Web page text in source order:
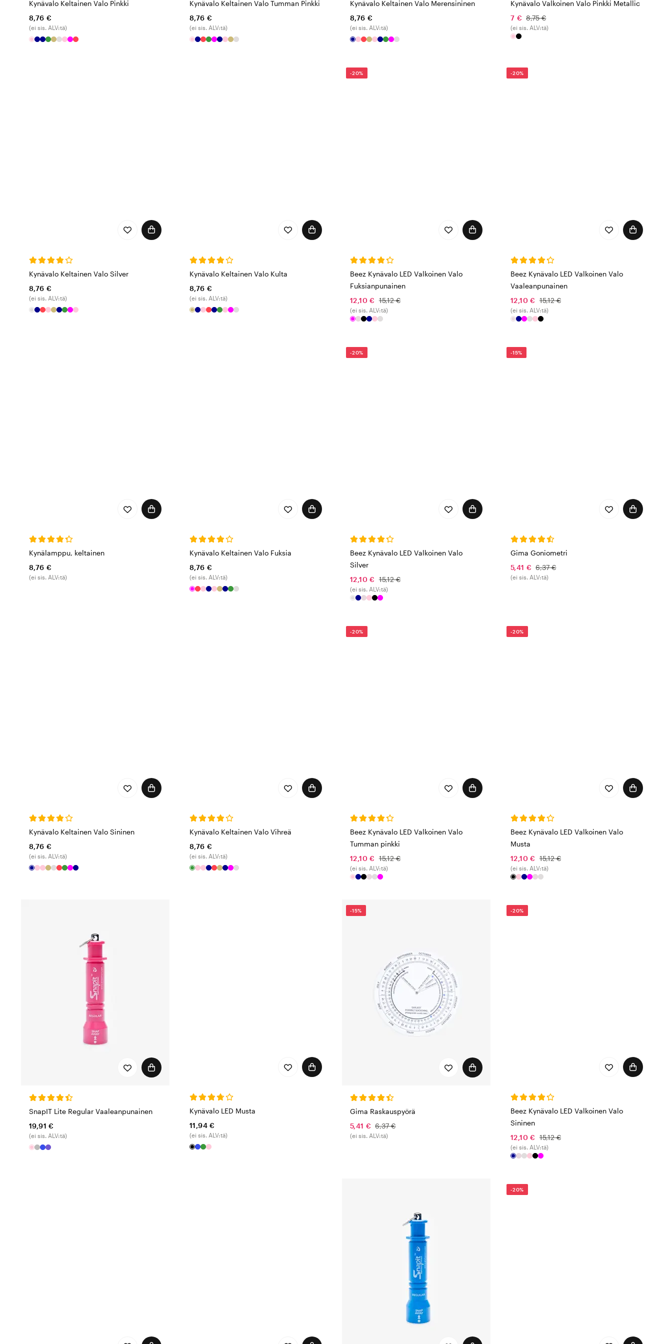
Kynävalo Keltainen Valo Pinkki
8,76 €
(ei sis. ALV:tä)
Kynävalo Keltainen Valo Tumman Pinkki
8,76 €
(ei sis. ALV:tä)
Kynävalo Keltainen Valo Merensininen
8,76 €
(ei sis. ALV:tä)
Kynävalo Valkoinen Valo Pinkki Metallic
7 € 8,75 €
(ei sis. ALV:tä)
Kynävalo Keltainen Valo Silver
8,76 €
(ei sis. ALV:tä)
Kynävalo Keltainen Valo Kulta
8,76 €
(ei sis. ALV:tä)
-20%
Beez Kynävalo LED Valkoinen Valo
Fuksianpunainen
12,10 € 15,12 €
(ei sis. ALV:tä)
-20%
Beez Kynävalo LED Valkoinen Valo
Vaaleanpunainen
12,10 € 15,12 €
(ei sis. ALV:tä)
Kynälamppu, keltainen
8,76 €
(ei sis. ALV:tä)
Kynävalo Keltainen Valo Fuksia
8,76 €
(ei sis. ALV:tä)
-20%
Beez Kynävalo LED Valkoinen Valo
Silver
12,10 € 15,12 €
(ei sis. ALV:tä)
-15%
Gima Goniometri
5,41 € 6,37 €
(ei sis. ALV:tä)
Kynävalo Keltainen Valo Sininen
8,76 €
(ei sis. ALV:tä)
Kynävalo Keltainen Valo Vihreä
8,76 €
(ei sis. ALV:tä)
-20%
Beez Kynävalo LED Valkoinen Valo
Tumman pinkki
12,10 € 15,12 €
(ei sis. ALV:tä)
-20%
Beez Kynävalo LED Valkoinen Valo
Musta
12,10 € 15,12 €
(ei sis. ALV:tä)
SnapIT Lite Regular Vaaleanpunainen
19,91 €
(ei sis. ALV:tä)
Kynävalo LED Musta
11,94 €
(ei sis. ALV:tä)
-15%
Gima Raskauspyörä
5,41 € 6,37 €
(ei sis. ALV:tä)
-20%
Beez Kynävalo LED Valkoinen Valo
Sininen
12,10 € 15,12 €
(ei sis. ALV:tä)
-20%